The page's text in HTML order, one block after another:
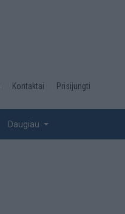
Kontaktai Prisijungti
Daugiau